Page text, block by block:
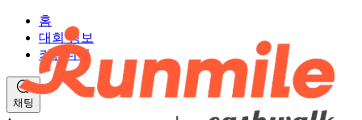
홈
대회 정보
커뮤니티
채팅